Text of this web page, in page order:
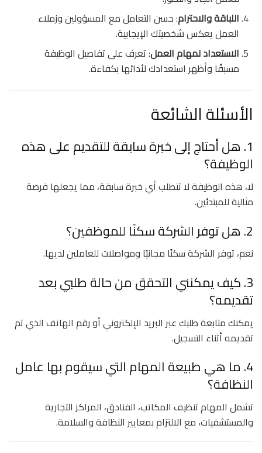
اللباقة والاحترام: حسن التعامل مع المسؤولين وزملاء
العمل يعكس شخصيتك الإيجابية.
الاستعداد لمهام العمل: تعرف على تفاصيل الوظيفة
مسبقًا وأظهر استعدادك لأدائها بكفاءة.
الأسئلة الشائعة
1. هل أحتاج إلى خبرة سابقة للتقديم على هذه
الوظيفة؟
لا، هذه الوظيفة لا تتطلب أي خبرة سابقة، مما يجعلها فرصة
مثالية للمبتدئين.
2. هل توفر الشركة سكنًا للموظفين؟
نعم، توفر الشركة سكنًا مجانيًا ومواصلات للعاملين لديها.
3. كيف يمكنني التحقق من حالة طلبي بعد
تقديمه؟
يمكنك متابعة طلبك عبر البريد الإلكتروني أو رقم الهاتف الذي تم
تقديمه أثناء التسجيل.
4. ما هي طبيعة المهام التي سيقوم بها عامل
النظافة؟
تشمل المهام تنظيف المكاتب، الفنادق، المراكز التجارية
والمستشفيات، مع الالتزام بمعايير النظافة والسلامة.